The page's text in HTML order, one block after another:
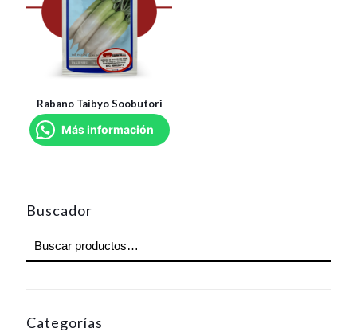
Rabano Taibyo Soobutori
Más información
Buscador
Categorías